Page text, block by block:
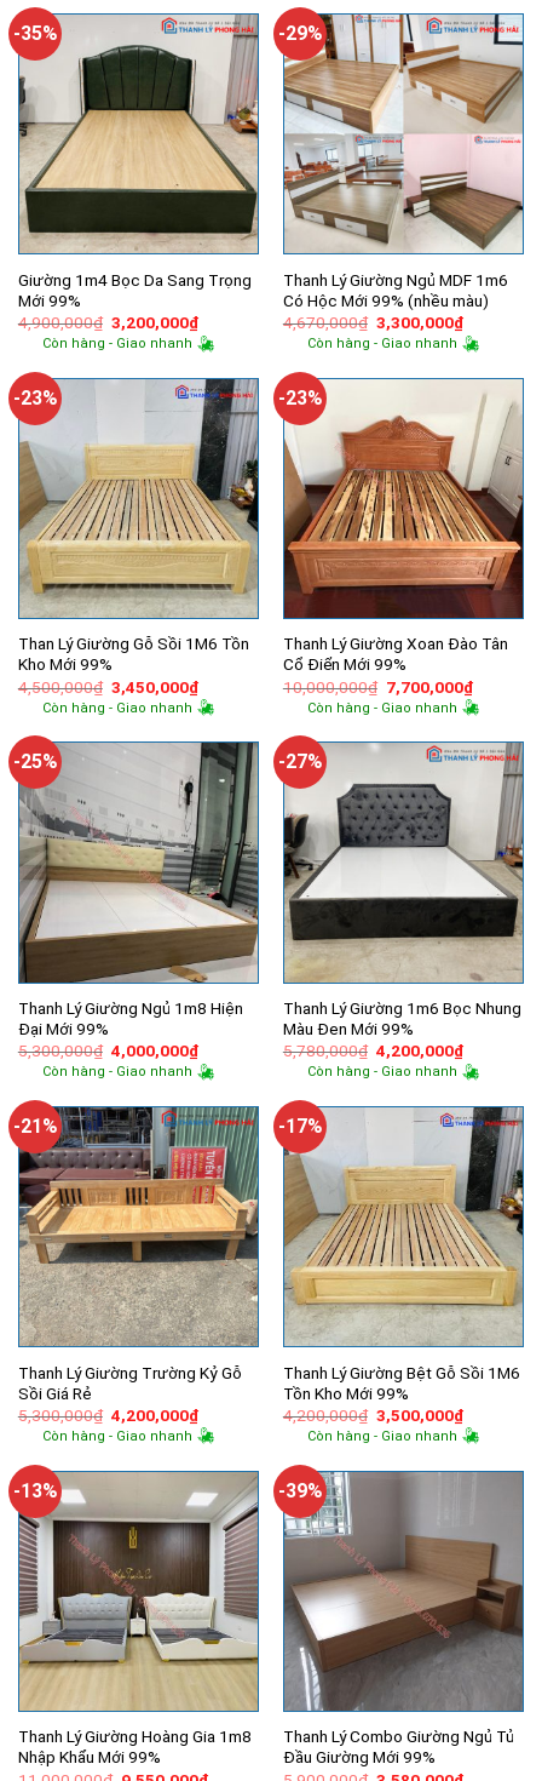
3,350,000₫.
-35%
Giường 1m4 Bọc Da Sang Trọng
Mới 99%
4,900,000₫ Giá
gốc
là:
3,200,000₫Giá
hiện
tại
3,200,000₫.
Còn hàng - Giao nhanh
-29%
Thanh Lý Giường Ngủ MDF 1m6
Có Hộc Mới 99% (nhều màu)
4,670,000₫ Giá
gốc
là:
3,300,000₫Giá
hiện
tại
Còn hàng - Giao nhanh
-23%
Than Lý Giường Gỗ Sồi 1M6 Tồn
Kho Mới 99%
4,500,000₫ Giá
gốc
là:
3,450,000₫Giá
hiện
tại
3,450,000₫.
Còn hàng - Giao nhanh
-23%
Thanh Lý Giường Xoan Đào Tân
Cổ Điển Mới 99%
10,000,000₫ Giá
gốc
là:
7,700,000₫Giá
hiện
tại
Còn hàng - Giao nhanh
-25%
Thanh Lý Giường Ngủ 1m8 Hiện
Đại Mới 99%
5,300,000₫ Giá
gốc
là:
4,000,000₫Giá
hiện
tại
4,000,000₫.
Còn hàng - Giao nhanh
-27%
Thanh Lý Giường 1m6 Bọc Nhung
Màu Đen Mới 99%
5,780,000₫ Giá
gốc
là:
4,200,000₫Giá
hiện
tại
Còn hàng - Giao nhanh
-21%
Thanh Lý Giường Trường Kỷ Gỗ
Sồi Giá Rẻ
5,300,000₫ Giá
gốc
là:
4,200,000₫Giá
hiện
tại
4,200,000₫.
Còn hàng - Giao nhanh
-17%
Thanh Lý Giường Bệt Gỗ Sồi 1M6
Tồn Kho Mới 99%
4,200,000₫ Giá
gốc
là:
3,500,000₫Giá
hiện
tại
Còn hàng - Giao nhanh
-13%
Thanh Lý Giường Hoàng Gia 1m8
Nhập Khẩu Mới 99%
-39%
Thanh Lý Combo Giường Ngủ Tủ
Đầu Giường Mới 99%